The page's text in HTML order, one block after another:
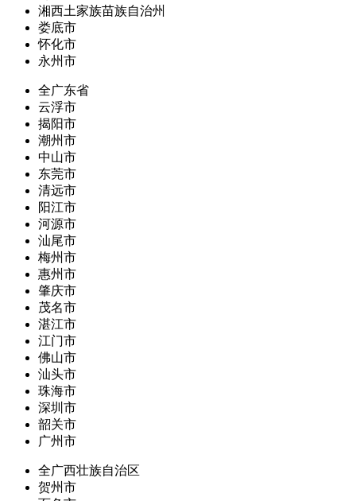
湘西土家族苗族自治州
娄底市
怀化市
永州市
全广东省
云浮市
揭阳市
潮州市
中山市
东莞市
清远市
阳江市
河源市
汕尾市
梅州市
惠州市
肇庆市
茂名市
湛江市
江门市
佛山市
汕头市
珠海市
深圳市
韶关市
广州市
全广西壮族自治区
贺州市